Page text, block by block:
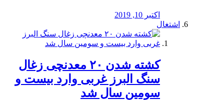
اکتبر 10, 2019
اشتغال
کشته شدن ۲۰ معدنچی زغال
سنگ البرز غربی وارد بیست و
سومین سال شد